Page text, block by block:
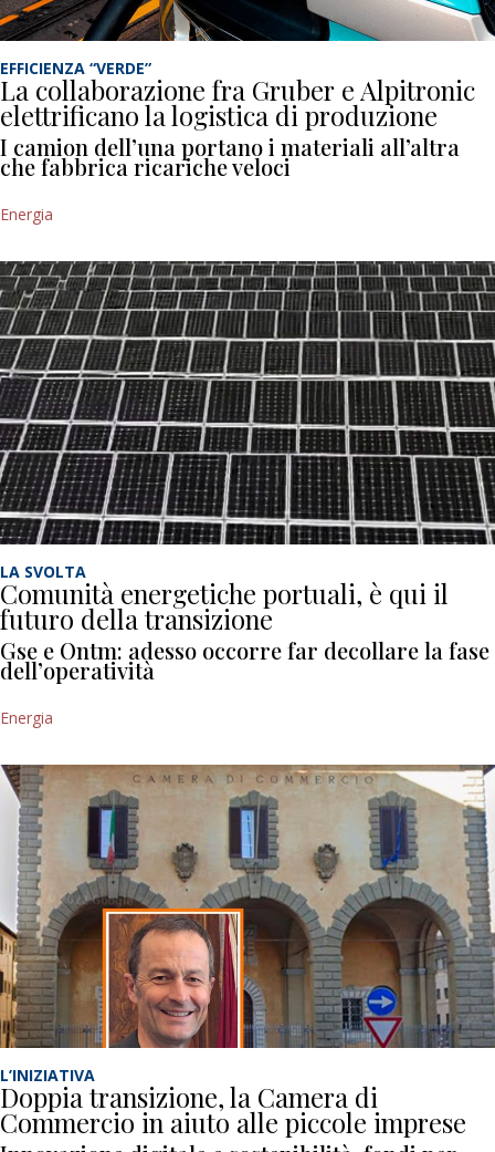
EFFICIENZA “VERDE”
La collaborazione fra Gruber e Alpitronic
elettrificano la logistica di produzione
I camion dell’una portano i materiali all’altra
che fabbrica ricariche veloci
Energia
LA SVOLTA
Comunità energetiche portuali, è qui il
futuro della transizione
Gse e Ontm: adesso occorre far decollare la fase
dell’operatività
Energia
L’INIZIATIVA
Doppia transizione, la Camera di
Commercio in aiuto alle piccole imprese